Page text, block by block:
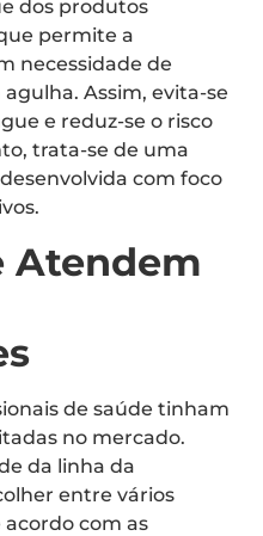
dos produtos
permite a
necessidade de
Assim, evita-se
e reduz-se o risco
trata-se de uma
com foco
Atendem
de saúde tinham
no mercado.
da linha da
entre vários
com as